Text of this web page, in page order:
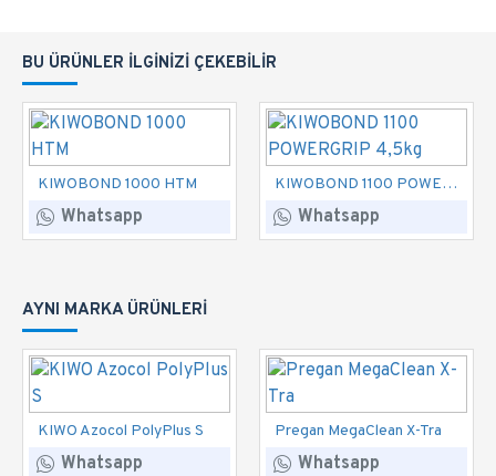
BU ÜRÜNLER İLGINIZI ÇEKEBILIR
KIWOBOND 1000 HTM
Whatsapp
KIWOBOND 1100 POWERGRIP 4,5kg
Whatsapp
AYNI MARKA ÜRÜNLERI
KIWO Azocol PolyPlus S
Whatsapp
Pregan MegaClean X-Tra
Whatsapp